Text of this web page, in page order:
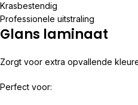
Krasbestendig
Professionele uitstraling
Glans laminaat
Zorgt voor extra opvallende
Perfect voor: